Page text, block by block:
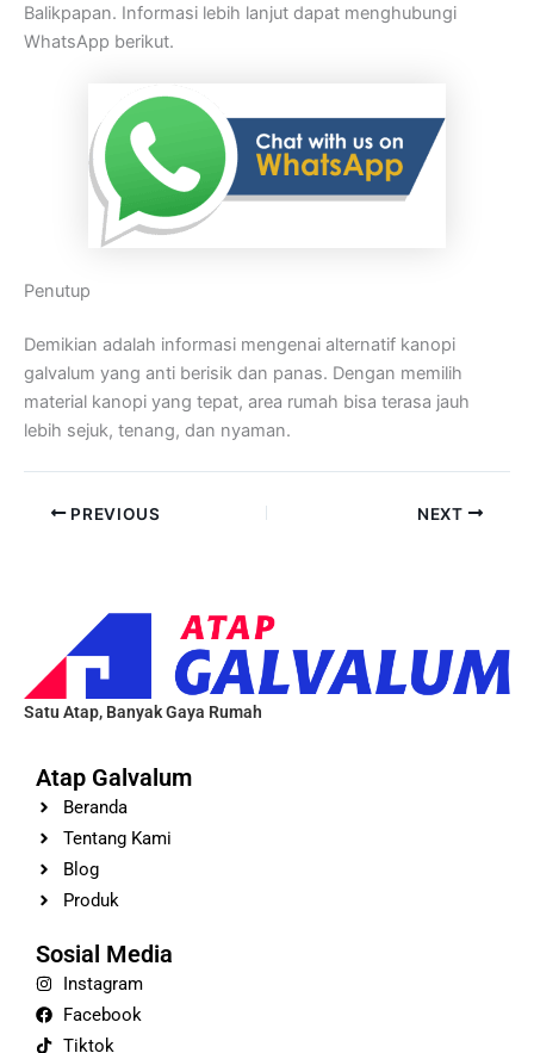
Balikpapan. Informasi lebih lanjut dapat menghubungi
WhatsApp berikut.
Penutup
Demikian adalah informasi mengenai alternatif kanopi
galvalum yang anti berisik dan panas. Dengan memilih
material kanopi yang tepat, area rumah bisa terasa jauh
lebih sejuk, tenang, dan nyaman.
PREVIOUS NEXT
Satu Atap, Banyak Gaya Rumah
Atap Galvalum
Beranda
Tentang Kami
Blog
Produk
Sosial Media
Instagram
Facebook
Tiktok